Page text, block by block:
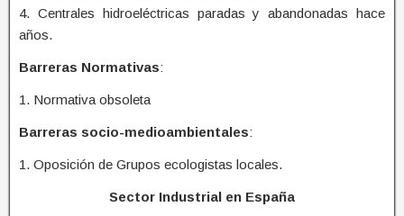
4. Centrales hidroeléctricas paradas y abandonadas hace
años.
Barreras Normativas:
1. Normativa obsoleta
Barreras socio-medioambientales:
1. Oposición de Grupos ecologistas locales.
Sector Industrial en España